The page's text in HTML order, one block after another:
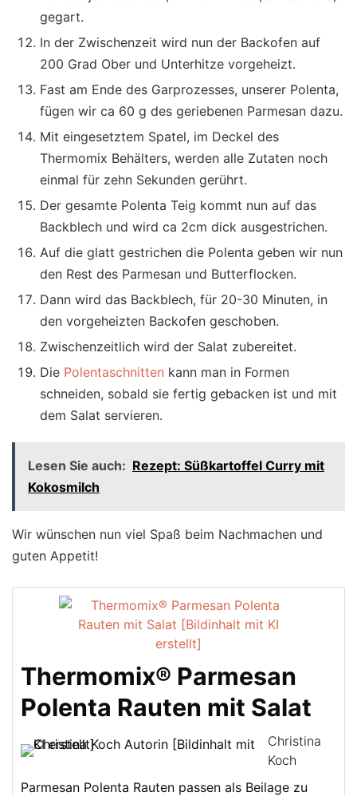
gegart.
In der Zwischenzeit wird nun der Backofen auf
200 Grad Ober und Unterhitze vorgeheizt.
Fast am Ende des Garprozesses, unserer Polenta,
fügen wir ca 60 g des geriebenen Parmesan dazu.
Mit eingesetztem Spatel, im Deckel des
Thermomix Behälters, werden alle Zutaten noch
einmal für zehn Sekunden gerührt.
Der gesamte Polenta Teig kommt nun auf das
Backblech und wird ca 2cm dick ausgestrichen.
Auf die glatt gestrichen die Polenta geben wir nun
den Rest des Parmesan und Butterflocken.
Dann wird das Backblech, für 20-30 Minuten, in
den vorgeheizten Backofen geschoben.
Zwischenzeitlich wird der Salat zubereitet.
Die Polentaschnitten kann man in Formen
schneiden, sobald sie fertig gebacken ist und mit
dem Salat servieren.
Lesen Sie auch: Rezept: Süßkartoffel Curry mit
Kokosmilch
Wir wünschen nun viel Spaß beim Nachmachen und
guten Appetit!
Thermomix® Parmesan
Polenta Rauten mit Salat
Christina
Koch
Parmesan Polenta Rauten passen als Beilage zu